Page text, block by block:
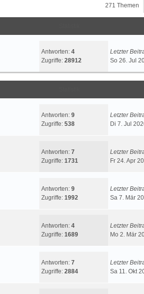
271 Themen
Antworten: 4
Zugriffe: 28912
Letzter
So 26. Jul
Antworten: 9
Zugriffe: 538
Letzter
Di 7. Jul
Antworten: 7
Zugriffe: 1731
Letzter
Fr 24. Apr
Antworten: 9
Zugriffe: 1992
Letzter
Sa 7. Mär
Antworten: 4
Zugriffe: 1689
Letzter
Mo 2. Mär
Antworten: 7
Zugriffe: 2884
Letzter
Sa 11. Okt